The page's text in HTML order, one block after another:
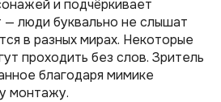
и подчёркивает
люди буквально не слышат
в разных мирах. Некоторые
проходить без слов. Зритель
благодаря мимике
монтажу.